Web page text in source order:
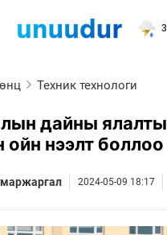
Техник технологи
дайны
ойн нээлт боллоо
2024-05-09 18:17